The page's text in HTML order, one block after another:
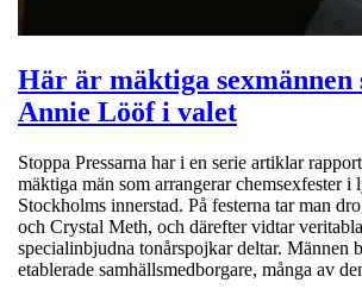
Här är mäktiga sexmännen
Annie Lööf i valet
Stoppa Pressarna har i en serie artiklar
mäktiga män som arrangerar chemsexfester i
Stockholms innerstad. På festerna tar man
och Crystal Meth, och därefter vidtar
specialinbjudna tonårspojkar deltar. Männen
etablerade samhällsmedborgare, många av